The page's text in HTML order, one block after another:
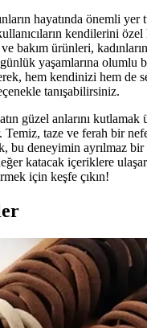
hayatında önemli yer
kendilerini özel
bakım ürünleri,
yaşamlarına olumlu
hem kendinizi hem de
tanışabilirsiniz.
güzel anlarını kutlamak
Temiz, taze ve ferah bir
bu deneyimin ayrılmaz bir
katacak içeriklere
için keşfe çıkın!